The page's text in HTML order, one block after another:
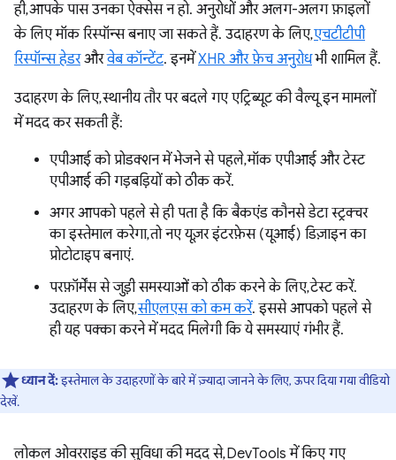
ही, आपके पास उनका ऐक्सेस न हो. अनुरोधों और अलग-अलग फ़ाइलों
के लिए मॉक रिस्पॉन्स बनाए जा सकते हैं. उदाहरण के लिए,एचटीटीपी
रिस्पॉन्स हेडरऔरवेब कॉन्टेंट. इनमेंXHR और फ़ेच अनुरोधभी शामिल हैं.
उदाहरण के लिए, स्थानीय तौर पर बदले गए एट्रिब्यूट की वैल्यू इन मामलों
में मदद कर सकती हैं:
एपीआई को प्रोडक्शन में भेजने से पहले, मॉक एपीआई और टेस्ट
एपीआई की गड़बड़ियों को ठीक करें.
अगर आपको पहले से ही पता है कि बैकएंड कौनसे डेटा स्ट्रक्चर
का इस्तेमाल करेगा, तो नए यूज़र इंटरफ़ेस (यूआई) डिज़ाइन का
प्रोटोटाइप बनाएं.
परफ़ॉर्मेंस से जुड़ी समस्याओं को ठीक करने के लिए, टेस्ट करें.
उदाहरण के लिए,सीएलएस को कम करें. इससे आपको पहले से
ही यह पक्का करने में मदद मिलेगी कि ये समस्याएं गंभीर हैं.
ध्यान दें:इस्तेमाल के उदाहरणों के बारे में ज़्यादा जानने के लिए, ऊपर दिया गया वीडियो
देखें.
लोकल ओवरराइड की सुविधा की मदद से, DevTools में किए गए